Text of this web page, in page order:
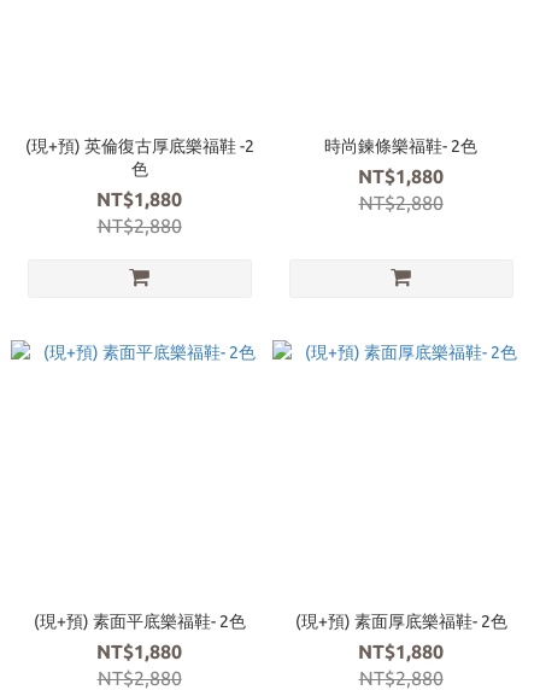
(現+預) 英倫復古厚底樂福鞋 -2
色
NT$1,880
NT$2,880
時尚鍊條樂福鞋- 2色
NT$1,880
NT$2,880
(現+預) 素面平底樂福鞋- 2色
NT$1,880
NT$2,880
(現+預) 素面厚底樂福鞋- 2色
NT$1,880
NT$2,880